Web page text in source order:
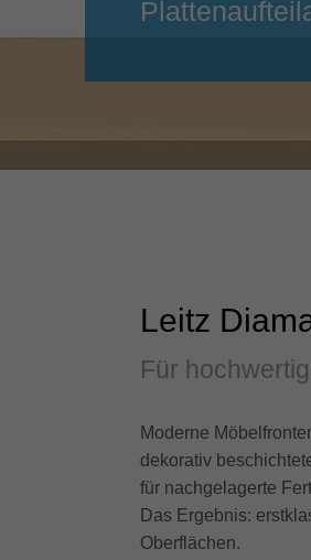
Leitz
Für
Moderne
dekorativ
für nachgelagerte
Das Ergebnis:
Oberflächen.